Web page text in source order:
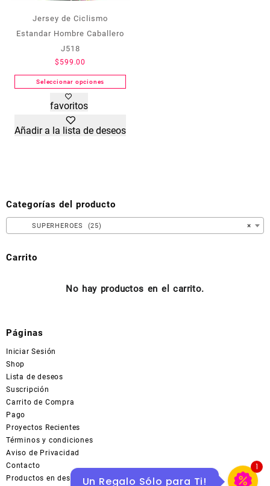
Jersey de Ciclismo
Estandar Hombre Caballero
J518
$ 599.00
Seleccionar opciones
Este
producto
tiene
múltiples
elegir
en
la
favoritos
Añadir a la lista de deseos
Categorías del producto
×
SUPERHEROES (25)
Carrito
No hay productos en el carrito.
Páginas
Iniciar Sesión
Shop
Lista de deseos
Suscripción
Carrito de Compra
Pago
Proyectos Recientes
Términos y condiciones
Aviso de Privacidad
Contacto
Productos en descuentos en MERCADOLIBRE
Un Regalo Sólo para Ti!
1